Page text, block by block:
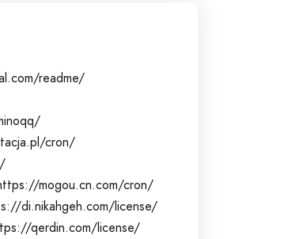
readme/
cron/
mogou.cn.com/cron/
di.nikahgeh.com/license/
qerdin.com/license/